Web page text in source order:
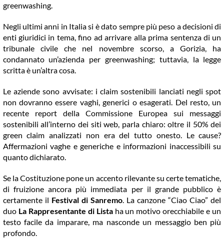
greenwashing.
Negli ultimi anni in Italia si è dato sempre più peso a decisioni di
enti giuridici in tema, fino ad arrivare alla prima sentenza di un
tribunale civile che nel novembre scorso, a Gorizia, ha
condannato un’azienda per greenwashing; tuttavia, la legge
scritta è un’altra cosa.
Le aziende sono avvisate: i claim sostenibili lanciati negli spot
non dovranno essere vaghi, generici o esagerati. Del resto, un
recente report della Commissione Europea sui messaggi
sostenibili all’interno dei siti web, parla chiaro: oltre il 50% dei
green claim analizzati non era del tutto onesto. Le cause?
Affermazioni vaghe e generiche e informazioni inaccessibili su
quanto dichiarato.
Se la Costituzione pone un accento rilevante su certe tematiche,
di fruizione ancora più immediata per il grande pubblico è
certamente il Festival di Sanremo. La canzone “Ciao Ciao” del
duo La Rappresentante di Lista ha un motivo orecchiabile e un
testo facile da imparare, ma nasconde un messaggio ben più
profondo.